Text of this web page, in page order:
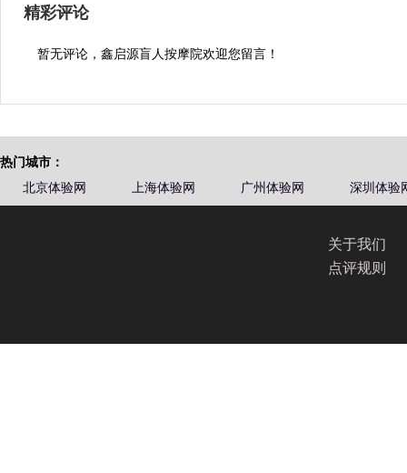
精彩评论
暂无评论，鑫启源盲人按摩院欢迎您留言！
热门城市：
北京体验网
上海体验网 广州体验网 深圳体验
关于我们
点评规则